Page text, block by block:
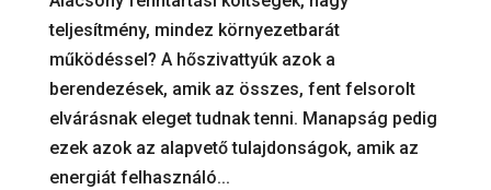
teljesítmény, mindez környezetbarát
működéssel? A hőszivattyúk azok a
berendezések, amik az összes, fent felsorolt
elvárásnak eleget tudnak tenni. Manapság pedig
ezek azok az alapvető tulajdonságok, amik az
energiát felhasználó...